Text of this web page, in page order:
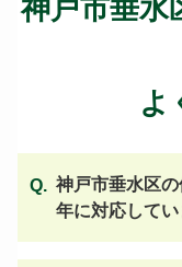
神戸市垂水
よ
神戸市垂水区
年に対応してい